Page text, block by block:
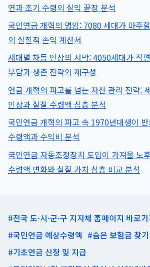
연과 조기 수령의 실익 끝장 분석
국민연금 개혁의 명암: 7080 세대가 마주
의 실질적 손익 계산서
세대별 차등 인상의 서막: 4050세대가 직
부담과 생존 전략의 재구성
연금 개혁의 파고를 넘는 자산 관리 전략:
인상과 실질 수령액 심층 분석
국민연금 개혁의 파고 속 1970년대생이
수령액과 수익비 분석
국민연금 자동조정장치 도입이 가져올 노
수령액 변화와 실질 가치 심층 비교 분석
#전국 도·시·군·구 지자체 홈페이지 바로가
#국민연금 예상수령액 #숨은 보험금 찾기
#기초연금 신청 및 지급